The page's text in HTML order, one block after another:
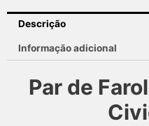
Descrição
Informação adicional
Par de